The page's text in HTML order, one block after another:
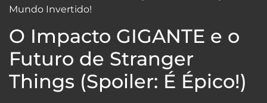
Mundo Invertido!
O Impacto GIGANTE e o
Futuro de Stranger
Things (Spoiler: É Épico!)